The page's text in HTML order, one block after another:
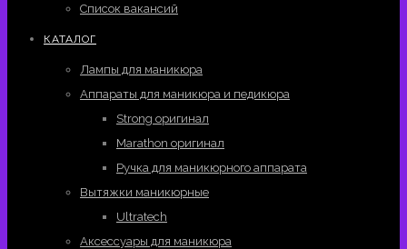
Список вакансий
КАТАЛОГ
Лампы для маникюра
Аппараты для маникюра и педикюра
Strong оригинал
Marathon оригинал
Ручка для маникюрного аппарата
Вытяжки маникюрные
Ultratech
Аксессуары для маникюра